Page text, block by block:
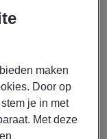
verschillende
maken
Door op
je in met
Met deze